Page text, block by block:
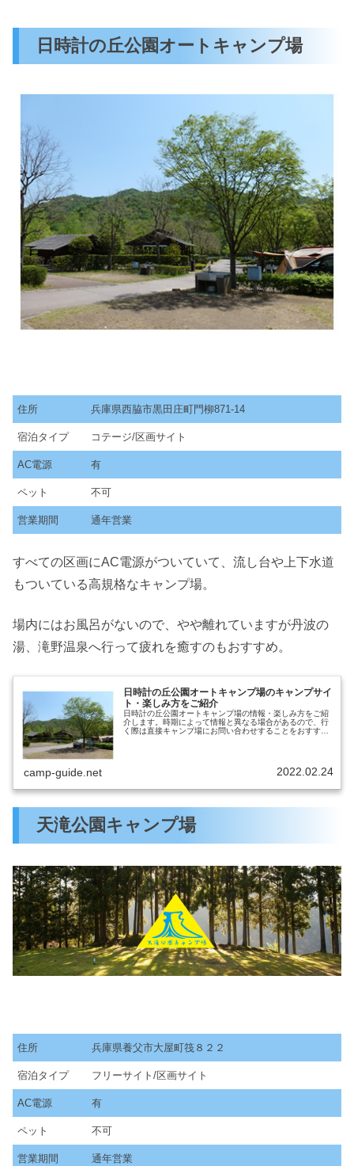
日時計の丘公園オートキャンプ場
住所 兵庫県西脇市黒田庄町門柳871-14
宿泊タイプ コテージ/区画サイト
AC電源 有
ペット 不可
営業期間 通年営業
すべての区画にAC電源がついていて、流し台や上下水道
もついている高規格なキャンプ場。
場内にはお風呂がないので、やや離れていますが丹波の
湯、滝野温泉へ行って疲れを癒すのもおすすめ。
日時計の丘公園オートキャンプ場のキャンプサイ
ト・楽しみ方をご紹介
日時計の丘公園オートキャンプ場の情報・楽しみ方をご紹
介します。時期によって情報と異なる場合があるので、行
く際は直接キャンプ場にお問い合わせすることをおすすめ
camp-guide.net 2022.02.24
天滝公園キャンプ場
住所 兵庫県養父市大屋町筏８２２
宿泊タイプ フリーサイト/区画サイト
AC電源 有
ペット 不可
営業期間 通年営業